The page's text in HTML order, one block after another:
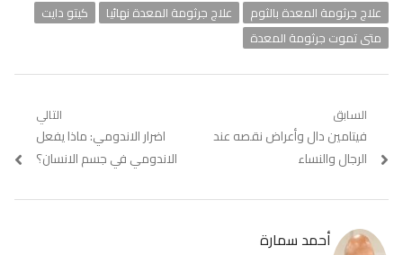
علاج جرثومة المعدة بالثوم
علاج جرثومة المعدة نهائيا
كيتو دايت
متى تموت جرثومة المعدة
تصفّح
المقالات
السابق
Previous
post:
فيتامين دال وأعراض نقصه عند
الرجال والنساء
التالي
Next
post:
اضرار الاندومي: ماذا يفعل
الاندومي في جسم الانسان؟
أحمد سمارة